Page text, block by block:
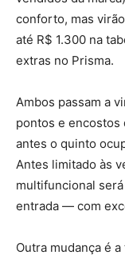
conforto, mas
até R$ 1.300 na
extras no Prisma.
Ambos passam a
pontos e
antes o quinto
Antes limitado às
multifuncional
entrada — com
Outra mudança é